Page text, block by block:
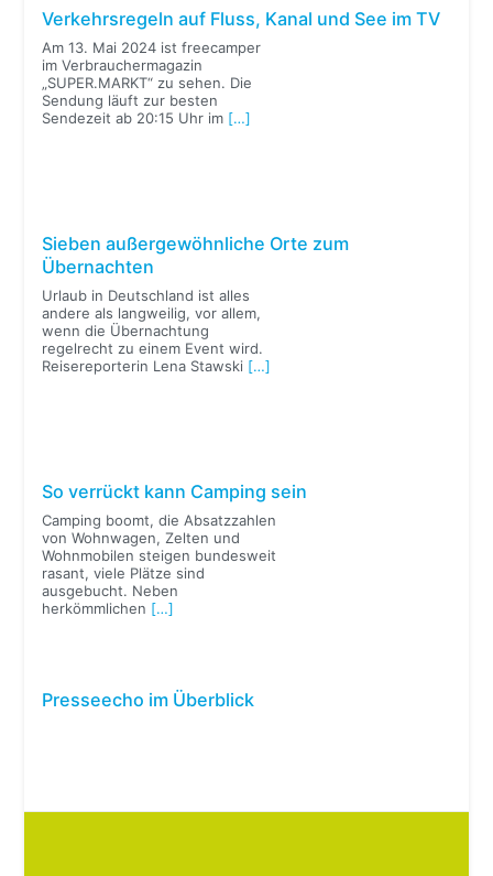
Verkehrsregeln auf Fluss, Kanal und See im TV
Am 13. Mai 2024 ist freecamper
im Verbrauchermagazin
„SUPER.MARKT“ zu sehen. Die
Sendung läuft zur besten
Sendezeit ab 20:15 Uhr im […]
Sieben außergewöhnliche Orte zum
Übernachten
Urlaub in Deutschland ist alles
andere als langweilig, vor allem,
wenn die Übernachtung
regelrecht zu einem Event wird.
Reisereporterin Lena Stawski […]
So verrückt kann Camping sein
Camping boomt, die Absatzzahlen
von Wohnwagen, Zelten und
Wohnmobilen steigen bundesweit
rasant, viele Plätze sind
ausgebucht. Neben
herkömmlichen […]
Presseecho im Überblick